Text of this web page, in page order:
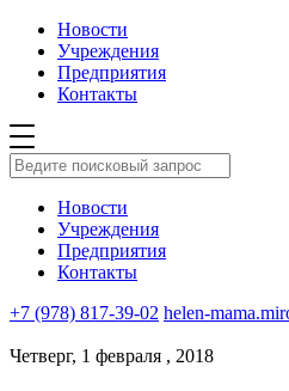
Новости
Учреждения
Предприятия
Контакты
Новости
Учреждения
Предприятия
Контакты
+7 (978) 817-39-02 helen-
Четверг, 1 февраля , 2018